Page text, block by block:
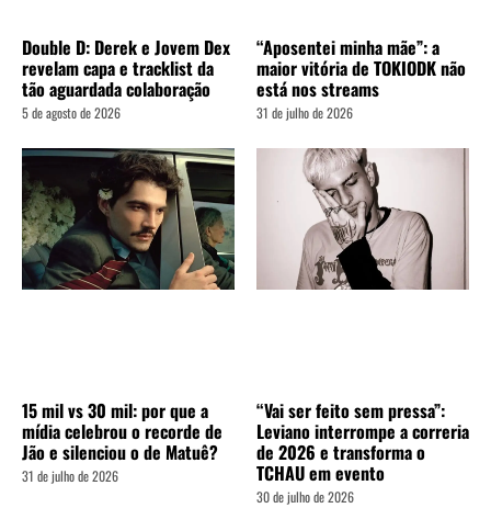
Double D: Derek e Jovem Dex
revelam capa e tracklist da
tão aguardada colaboração
5 de agosto de 2026
“Aposentei minha mãe”: a
maior vitória de TOKIODK não
está nos streams
31 de julho de 2026
15 mil vs 30 mil: por que a
mídia celebrou o recorde de
Jão e silenciou o de Matuê?
31 de julho de 2026
“Vai ser feito sem pressa”:
Leviano interrompe a correria
de 2026 e transforma o
TCHAU em evento
30 de julho de 2026